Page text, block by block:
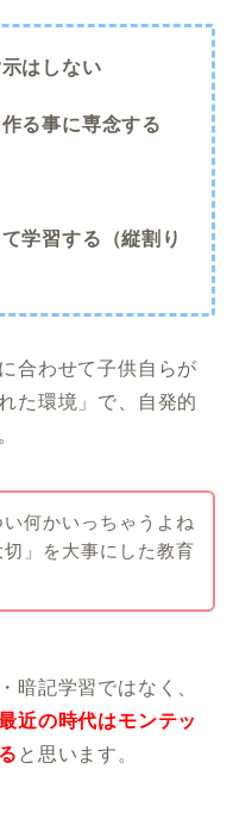
はしない
る事に専念する
学習する（縦割り
合わせて子供自らが
た環境」で、自発的
何かいっちゃうよね
」を大事にした教育
暗記学習ではなく、
近の時代はモンテッ
と思います。